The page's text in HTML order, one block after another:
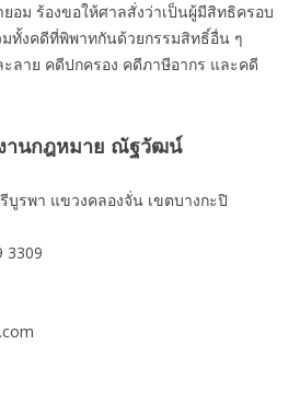
ยอม ร้องขอให้ศาลสั่งว่าเป็นผู้มีสิทธิครอบ
ทั้งคดีที่พิพาทกันด้วยกรรมสิทธิ์อื่น ๆ
ลาย คดีปกครอง คดีภาษีอากร และคดี
านกฎหมาย ณัฐวัฒน์
รพา แขวงคลองจั่น เขตบางกะปิ
3309